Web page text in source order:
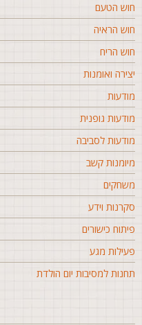
הטעם
הראיה
הריח
ואומנות
גופנית
לסביבה
קשב
וידע
כישורים
מגע
למסיבות יום הולדת